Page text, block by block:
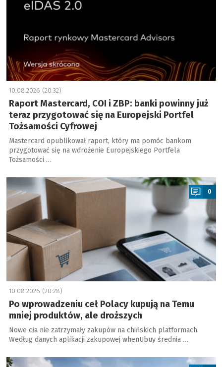
10.08.2026 (20:32)
Raport Mastercard, COI i ZBP: banki powinny już
teraz przygotować się na Europejski Portfel
Tożsamości Cyfrowej
Mastercard opublikował raport, który ma pomóc bankom
przygotować się na wdrożenie Europejskiego Portfela
Tożsamości …
a
0
10.08.2026 (20:28)
Po wprowadzeniu ceł Polacy kupują na Temu
mniej produktów, ale droższych
Nowe cła nie zatrzymały zakupów na chińskich platformach.
Według danych aplikacji zakupowej whenUbuy średnia …
a